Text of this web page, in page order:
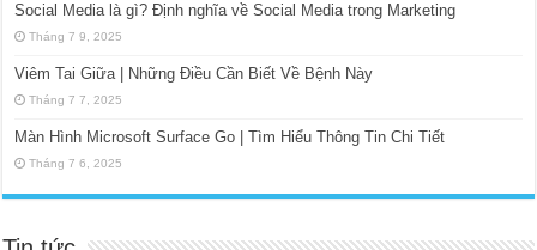
Social Media là gì? Định nghĩa về Social Media trong Marketing
Tháng 7 9, 2025
Viêm Tai Giữa | Những Điều Cần Biết Về Bệnh Này
Tháng 7 7, 2025
Màn Hình Microsoft Surface Go | Tìm Hiểu Thông Tin Chi Tiết
Tháng 7 6, 2025